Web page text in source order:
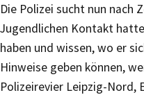
Die Polizei sucht nun nach
Jugendlichen Kontakt
haben und wissen, wo er
Hinweise geben können,
Polizeirevier Leipzig-Nord,